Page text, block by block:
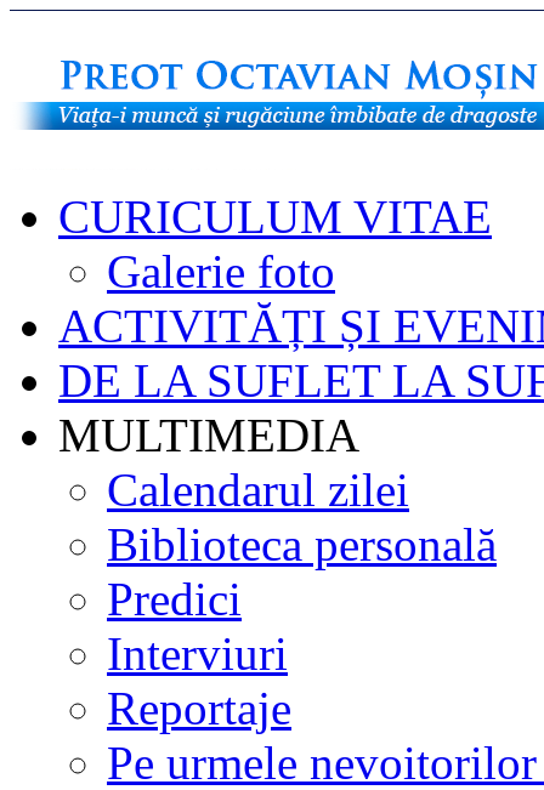
CURICULUM VITAE
Galerie foto
ACTIVITĂȚI ȘI
DE LA SUFLET LA
MULTIMEDIA
Calendarul zilei
Biblioteca personală
Predici
Interviuri
Reportaje
Pe urmele nevoitorilor